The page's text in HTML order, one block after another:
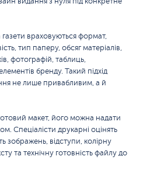
газети враховуються формат,
тип паперу, обсяг матеріалів,
фотографій, таблиць,
бренду. Такий підхід
не лише привабливим, а й
макет, його можна надати
Спеціалісти друкарні оцінять
зображень, відступи, колірну
та технічну готовність файлу до